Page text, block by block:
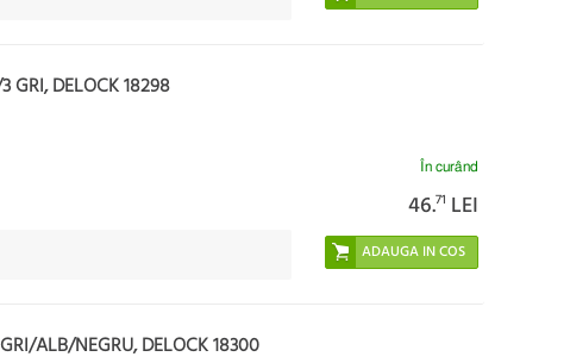
GRI, DELOCK 18298
În curând
46.71 LEI
ALB/NEGRU, DELOCK 18300